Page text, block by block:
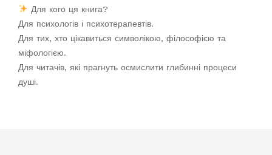
Для кого ця книга?
Для психологів і психотерапевтів.
Для тих, хто цікавиться символікою, філософією та
міфологією.
Для читачів, які прагнуть осмислити глибинні процеси
душі.